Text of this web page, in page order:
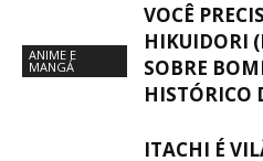
ANIME E
MANGÁ
VOCÊ
HIKUIDORI
SOBRE
HISTÓRICO
ITACHI É